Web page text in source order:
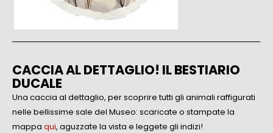
CACCIA AL DETTAGLIO! IL BESTIARIO
DUCALE
Una caccia al dettaglio, per scoprire tutti gli animali raffigurati
nelle bellissime sale del Museo: scaricate o stampate la
mappa qui, aguzzate la vista e leggete gli indizi!